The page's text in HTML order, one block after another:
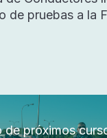
de pruebas a la
de próximos